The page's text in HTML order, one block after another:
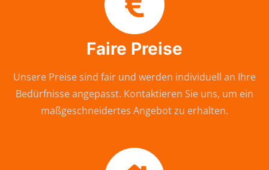
Faire Preise
Unsere Preise sind fair und werden individuell an Ihre
Bedürfnisse angepasst. Kontaktieren Sie uns, um ein
maßgeschneidertes Angebot zu erhalten.